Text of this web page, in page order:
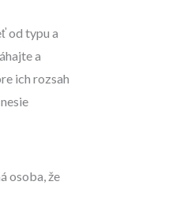
od typu a
a
ich rozsah
osoba, že